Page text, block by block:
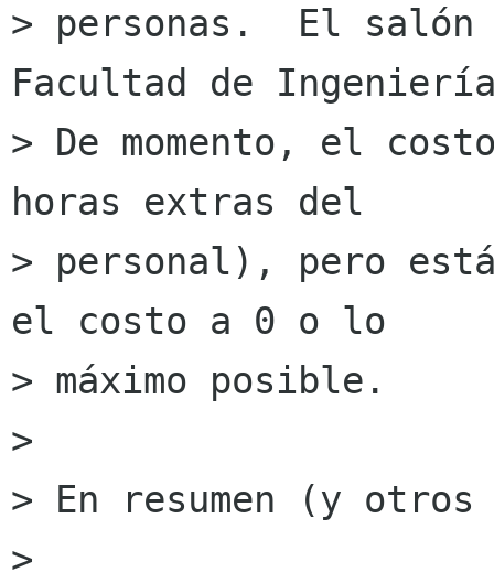
> personas.  El
Facultad de
> De momento, el
horas extras del
> personal), pero
el costo a 0 o lo
> máximo posible.
>
> En resumen (y otros
>